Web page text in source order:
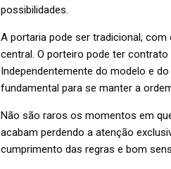
possibilidades.
A portaria pode ser tradicional,
central. O porteiro pode ter
Independentemente do modelo e
fundamental para se manter a
Não são raros os momentos em
acabam perdendo a atenção
cumprimento das regras e bom